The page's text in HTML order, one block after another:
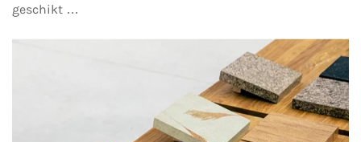
geschikt …